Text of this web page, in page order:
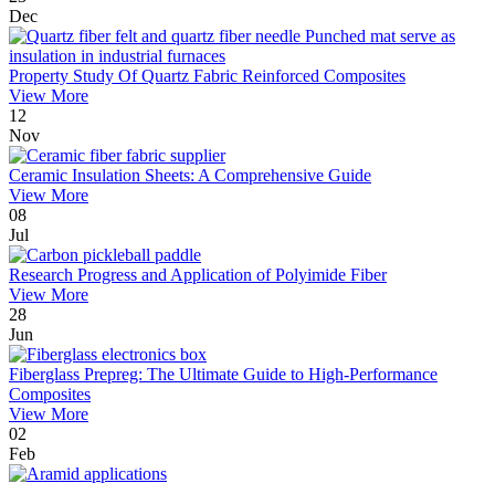
Dec
Property Study Of Quartz Fabric Reinforced Composites
View More
12
Nov
Ceramic Insulation Sheets: A Comprehensive Guide
View More
08
Jul
Research Progress and Application of Polyimide Fiber
View More
28
Jun
Fiberglass Prepreg: The Ultimate Guide to High-Performance
Composites
View More
02
Feb